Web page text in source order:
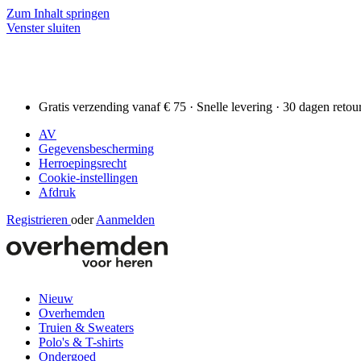
Zum Inhalt springen
Venster sluiten
Gratis verzending vanaf € 75 · Snelle levering · 30 dagen
AV
Gegevensbescherming
Herroepingsrecht
Cookie-instellingen
Afdruk
Registrieren oder Aanmelden
Nieuw
Overhemden
Truien & Sweaters
Polo's & T-shirts
Ondergoed